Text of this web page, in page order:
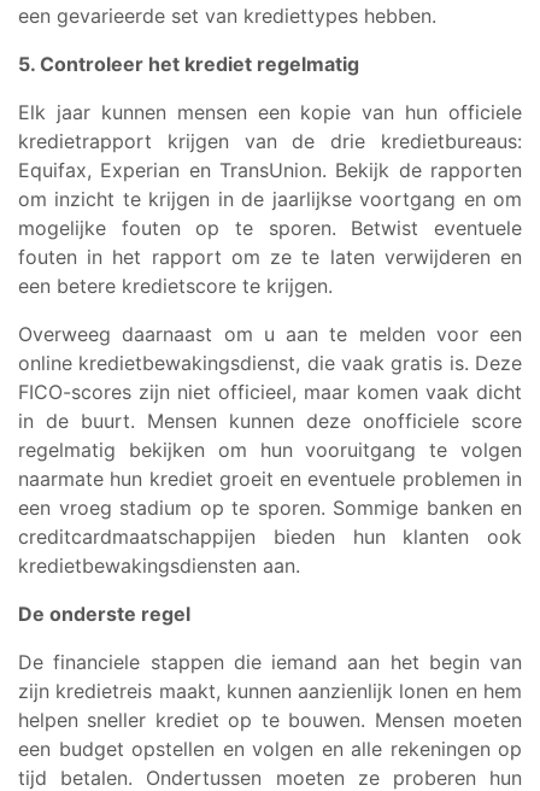
een gevarieerde set van krediettypes hebben.
5. Controleer het krediet regelmatig
Elk jaar kunnen mensen een kopie van hun officiele
kredietrapport krijgen van de drie kredietbureaus:
Equifax, Experian en TransUnion. Bekijk de rapporten
om inzicht te krijgen in de jaarlijkse voortgang en om
mogelijke fouten op te sporen. Betwist eventuele
fouten in het rapport om ze te laten verwijderen en
een betere kredietscore te krijgen.
Overweeg daarnaast om u aan te melden voor een
online kredietbewakingsdienst, die vaak gratis is. Deze
FICO-scores zijn niet officieel, maar komen vaak dicht
in de buurt. Mensen kunnen deze onofficiele score
regelmatig bekijken om hun vooruitgang te volgen
naarmate hun krediet groeit en eventuele problemen in
een vroeg stadium op te sporen. Sommige banken en
creditcardmaatschappijen bieden hun klanten ook
kredietbewakingsdiensten aan.
De onderste regel
De financiele stappen die iemand aan het begin van
zijn kredietreis maakt, kunnen aanzienlijk lonen en hem
helpen sneller krediet op te bouwen. Mensen moeten
een budget opstellen en volgen en alle rekeningen op
tijd betalen. Ondertussen moeten ze proberen hun